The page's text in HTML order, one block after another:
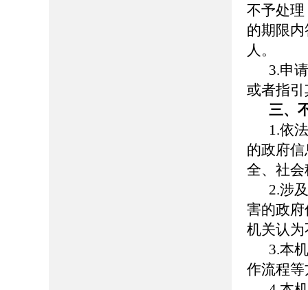
不予处
的期限
人。
3.申
或者指
三、
1.依
的政府
全、社
2.涉
害的政
机关认
3.本
作流程